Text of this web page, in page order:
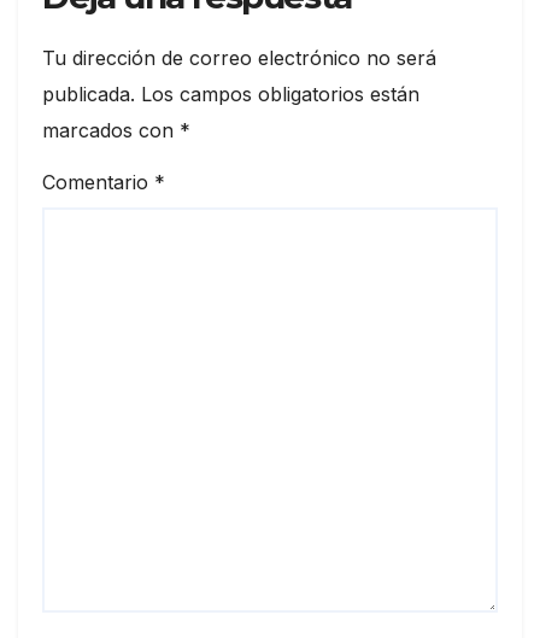
Tu dirección de correo electrónico no será
publicada. Los campos obligatorios están
marcados con *
Comentario *